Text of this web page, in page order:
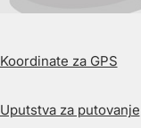
Koordinate za GPS
Uputstva za putovanje